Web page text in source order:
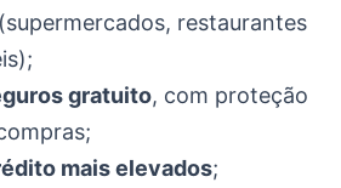
restaurantes
gratuito, com proteção
mais elevados;